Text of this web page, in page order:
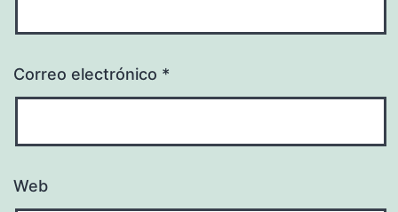
Correo electrónico *
Web